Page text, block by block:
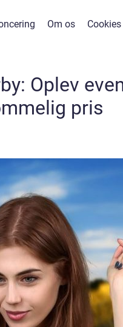
Om os Cookies
Oplev
pris